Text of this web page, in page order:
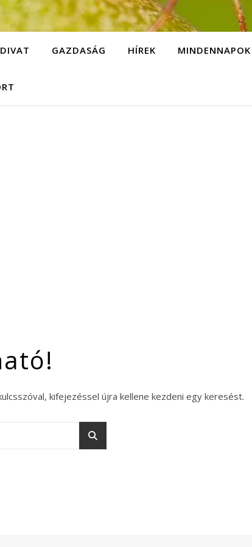
DIVAT GAZDASÁG HÍREK MINDENNAPOK
kifejezéssel újra kellene kezdeni egy keresést.